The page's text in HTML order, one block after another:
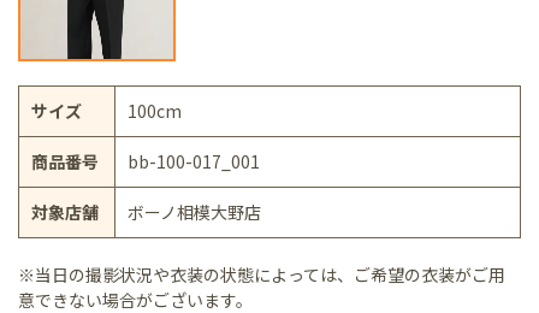
サイズ 100cm
商品番号 bb-100-017_001
対象店舗 ボーノ相模大野店
※当日の撮影状況や衣装の状態によっては、ご希望の衣装がご用
意できない場合がございます。